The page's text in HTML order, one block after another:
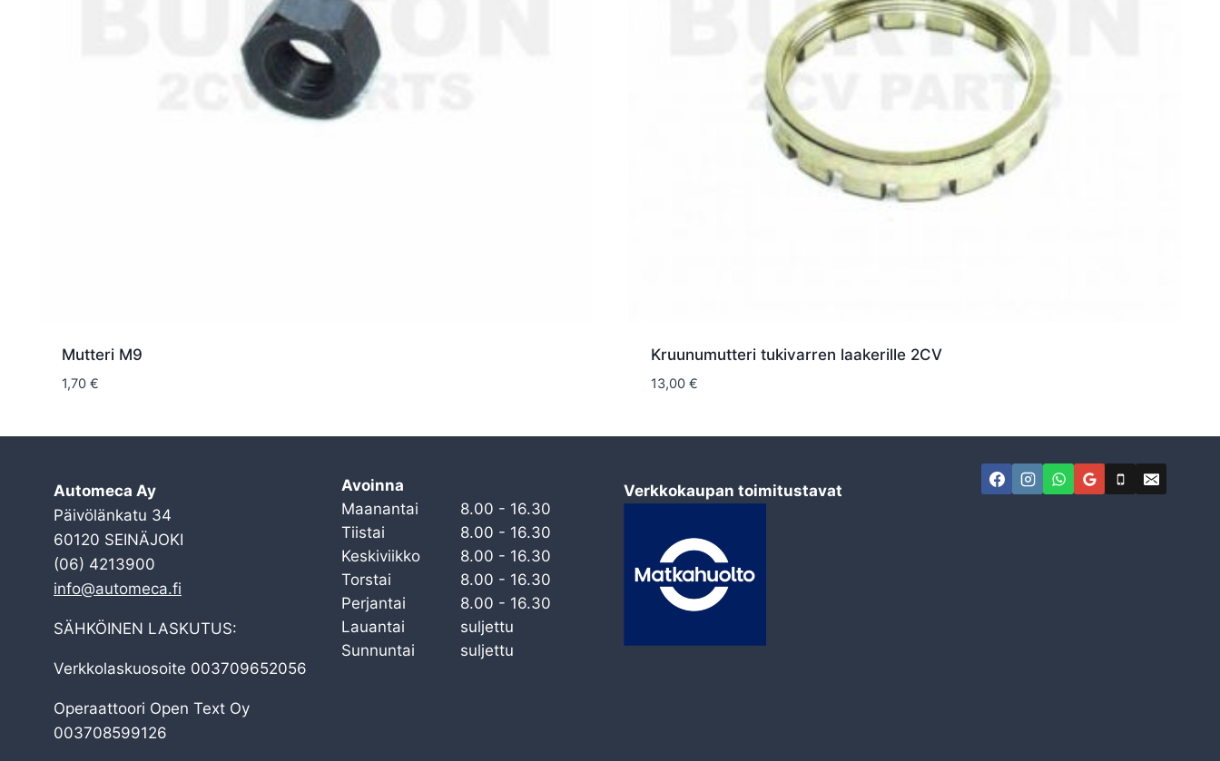
Mutteri M9
1,70 €
Kruunumutteri tukivarren laakerille 2CV
13,00 €
Automeca Ay
Päivölänkatu 34
60120 SEINÄJOKI
(06) 4213900
info@automeca.fi
SÄHKÖINEN LASKUTUS:
Verkkolaskuosoite 003709652056
Operaattoori Open Text Oy
003708599126
Avoinna
Maanantai
8.00 - 16.30
Tiistai
8.00 - 16.30
Keskiviikko
8.00 - 16.30
Torstai
8.00 - 16.30
Perjantai
8.00 - 16.30
Lauantai
suljettu
Sunnuntai
suljettu
Verkkokaupan toimitustavat